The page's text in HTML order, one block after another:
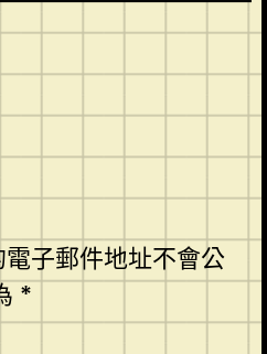
子郵件地址不會公
*